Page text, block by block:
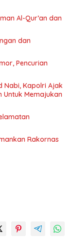
Al-Qur’an dan
dan
Pencurian
Nabi, Kapolri Ajak
Memajukan
Rakornas